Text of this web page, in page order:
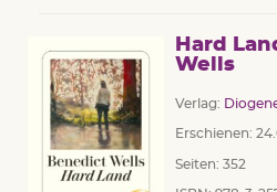
Hard
Wells
Verlag:
Erschienen:
Seiten: 352